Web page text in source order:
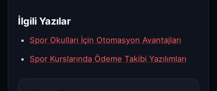
İlgili Yazılar
Spor Okulları İçin Otomasyon Avantajları
Spor Kurslarında Ödeme Takibi Yazılımları